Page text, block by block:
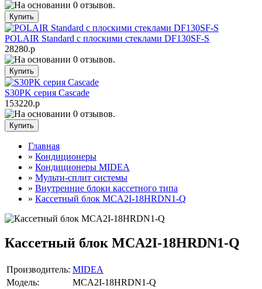
POLAIR Standard с плоскими стеклами DF130SF-S
28280.р
S30PK серия Cascade
153220.р
Главная
» Кондиционеры
» Кондиционеры MIDEA
» Мульти-сплит системы
» Внутренние блоки кассетного типа
» Кассетный блок MCA2I-18HRDN1-Q
Кассетный блок MCA2I-18HRDN1-Q
Производитель: MIDEA
Модель:
MCA2I-18HRDN1-Q